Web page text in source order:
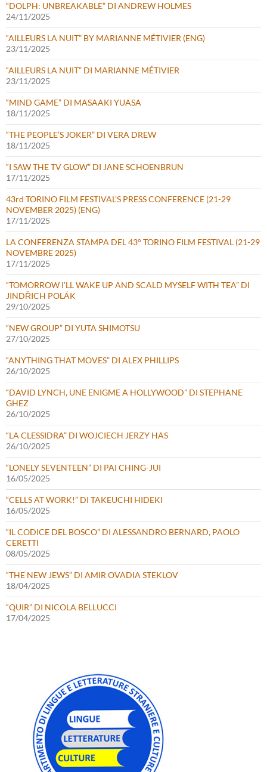
“DOLPH: UNBREAKABLE” DI ANDREW HOLMES
24/11/2025
“AILLEURS LA NUIT” BY MARIANNE MÉTIVIER (ENG)
23/11/2025
“AILLEURS LA NUIT” DI MARIANNE MÉTIVIER
23/11/2025
“MIND GAME” DI MASAAKI YUASA
18/11/2025
“THE PEOPLE’S JOKER” DI VERA DREW
18/11/2025
“I SAW THE TV GLOW” DI JANE SCHOENBRUN
17/11/2025
43rd TORINO FILM FESTIVAL’S PRESS CONFERENCE (21-29
NOVEMBER 2025) (ENG)
17/11/2025
LA CONFERENZA STAMPA DEL 43° TORINO FILM FESTIVAL (21-29
NOVEMBRE 2025)
17/11/2025
“TOMORROW I’LL WAKE UP AND SCALD MYSELF WITH TEA” DI
JINDŘICH POLÁK
29/10/2025
“NEW GROUP” DI YUTA SHIMOTSU
27/10/2025
“ANYTHING THAT MOVES” DI ALEX PHILLIPS
26/10/2025
“DAVID LYNCH, UNE ENIGME A HOLLYWOOD” DI STEPHANE
GHEZ
26/10/2025
“LA CLESSIDRA” DI WOJCIECH JERZY HAS
26/10/2025
“LONELY SEVENTEEN” DI PAI CHING-JUI
16/05/2025
“CELLS AT WORK!” DI TAKEUCHI HIDEKI
16/05/2025
“IL CODICE DEL BOSCO” DI ALESSANDRO BERNARD, PAOLO
CERETTI
08/05/2025
“THE NEW JEWS” DI AMIR OVADIA STEKLOV
18/04/2025
“QUIR” DI NICOLA BELLUCCI
17/04/2025